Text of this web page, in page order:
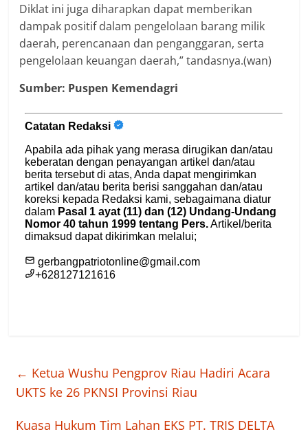
Diklat ini juga diharapkan dapat memberikan
dampak positif dalam pengelolaan barang milik
daerah, perencanaan dan penganggaran, serta
pengelolaan keuangan daerah,” tandasnya.(wan)
Sumber: Puspen Kemendagri
← Ketua Wushu Pengprov Riau Hadiri Acara
UKTS ke 26 PKNSI Provinsi Riau
Kuasa Hukum Tim Lahan EKS PT. TRIS DELTA